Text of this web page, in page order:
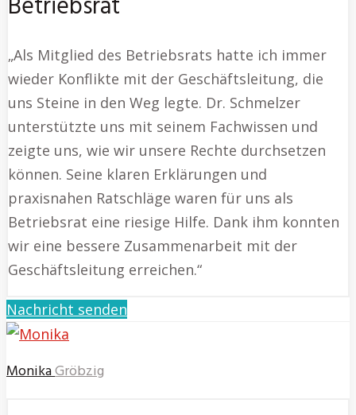
„Als Mitglied des Betriebsrats hatte ich immer
wieder Konflikte mit der Geschäftsleitung, die
uns Steine in den Weg legte. Dr. Schmelzer
unterstützte uns mit seinem Fachwissen und
zeigte uns, wie wir unsere Rechte durchsetzen
können. Seine klaren Erklärungen und
praxisnahen Ratschläge waren für uns als
Betriebsrat eine riesige Hilfe. Dank ihm konnten
wir eine bessere Zusammenarbeit mit der
Geschäftsleitung erreichen.“
Nachricht senden
MonikaGröbzig